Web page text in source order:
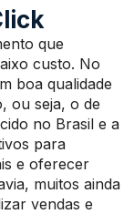
que
custo. No
boa qualidade
ou seja, o de
no Brasil e a
para
e oferecer
muitos ainda
vendas e